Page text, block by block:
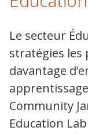
Le secteur
stratégies les
davantage
Community
Education